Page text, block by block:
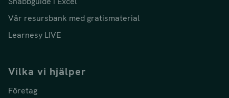
Vår resursbank med gratismaterial
Learnesy LIVE
Vilka vi hjälper
Företag